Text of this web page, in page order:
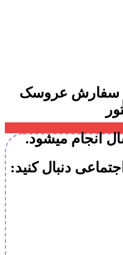
سفارش عروسک
انجام میشود.
دنبال کنید: